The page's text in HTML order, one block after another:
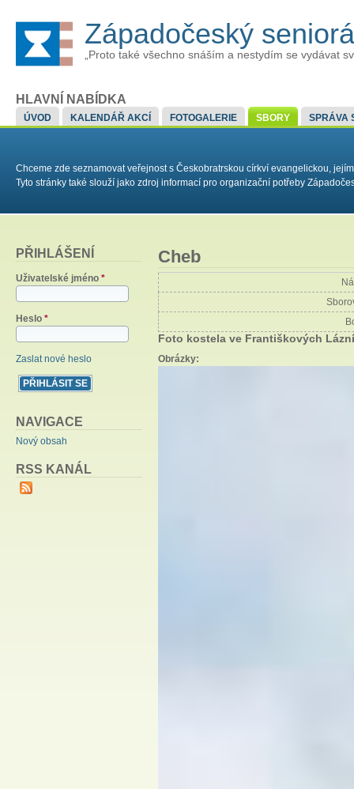
Západočeský
„Proto také všechno snáším a nestydím se vydávat
HLAVNÍ NABÍDKA
ÚVOD KALENDÁŘ AKCÍ FOTOGALERIE SBORY SPRÁVA
Chceme zde seznamovat veřejnost s Českobratrskou církví evangelickou,
Tyto stránky také slouží jako zdroj informací pro organizační potřeby
PŘIHLÁŠENÍ
Uživatelské jméno *
Heslo *
Zaslat nové heslo
NAVIGACE
Nový obsah
RSS KANÁL
Cheb
Foto kostela ve Františkových
Obrázky: